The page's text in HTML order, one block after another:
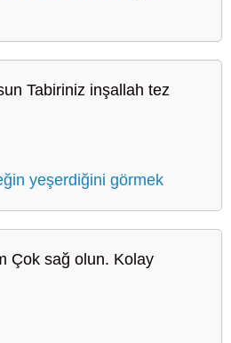
Tabiriniz inşallah tez
yeşerdiğini görmek
Çok sağ olun. Kolay